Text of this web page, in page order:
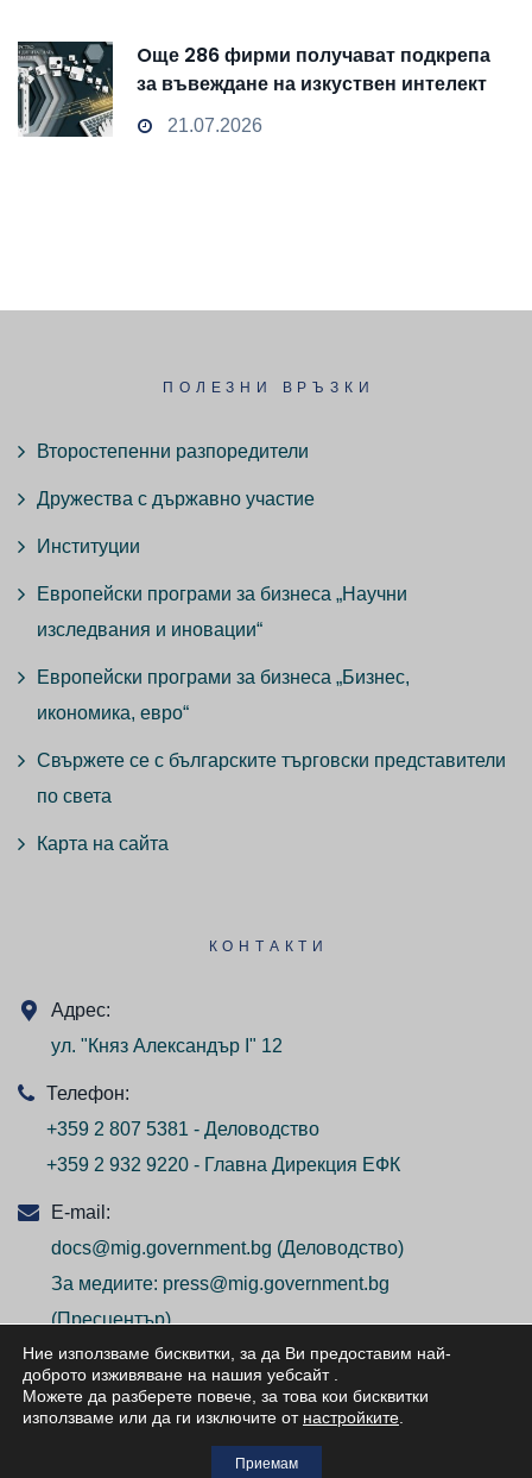
Oще 286 фирми получават подкрепа
за въвеждане на изкуствен интелект
и облачни технологии
21.07.2026
ПОЛЕЗНИ ВРЪЗКИ
Второстепенни разпоредители
Дружества с държавно участие
Институции
Европейски програми за бизнеса „Научни
изследвания и иновации“
Европейски програми за бизнеса „Бизнес,
икономика, евро“
Свържете се с българските търговски представители
по света
Карта на сайта
КОНТАКТИ
Адрес:
ул. "Княз Александър I" 12
Телефон:
+359 2 807 5381 - Деловодство
+359 2 932 9220 - Главна Дирекция ЕФК
E-mail:
docs@mig.government.bg (Деловодство)
За медиите: press@mig.government.bg
(Пресцентър)
© ВСИЧКИ ПРАВА ЗАПАЗЕНИ/ALL RIGHTS
Ние използваме бисквитки, за да Ви предоставим най-
доброто изживяване на нашия уебсайт.
Можете да разберете повече, за това кои бисквитки
използваме или да ги изключите от настройките
Приемам